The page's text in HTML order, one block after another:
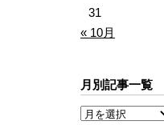
31
« 10月
月別記事一覧